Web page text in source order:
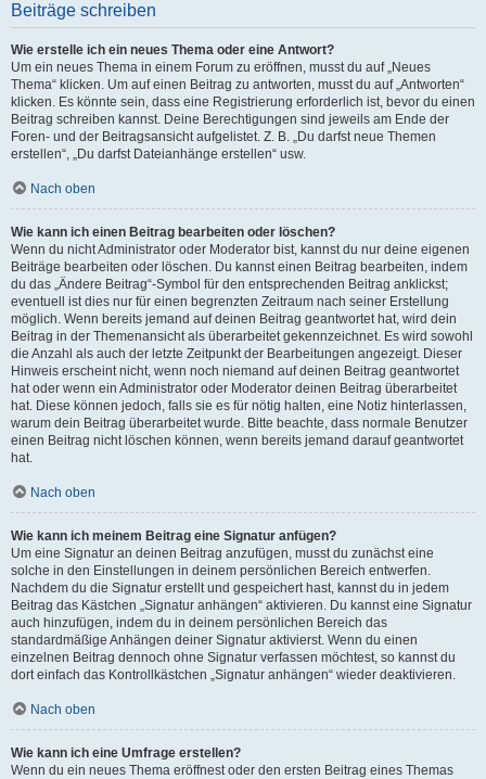
Beiträge schreiben
Wie erstelle ich ein neues Thema oder eine Antwort?
Um ein neues Thema in einem Forum zu eröffnen, musst du auf „Neues
Thema“ klicken. Um auf einen Beitrag zu antworten, musst du auf „Antworten“
klicken. Es könnte sein, dass eine Registrierung erforderlich ist, bevor du einen
Beitrag schreiben kannst. Deine Berechtigungen sind jeweils am Ende der
Foren- und der Beitragsansicht aufgelistet. Z. B. „Du darfst neue Themen
erstellen“, „Du darfst Dateianhänge erstellen“ usw.
Nach oben
Wie kann ich einen Beitrag bearbeiten oder löschen?
Wenn du nicht Administrator oder Moderator bist, kannst du nur deine eigenen
Beiträge bearbeiten oder löschen. Du kannst einen Beitrag bearbeiten, indem
du das „Ändere Beitrag“-Symbol für den entsprechenden Beitrag anklickst;
eventuell ist dies nur für einen begrenzten Zeitraum nach seiner Erstellung
möglich. Wenn bereits jemand auf deinen Beitrag geantwortet hat, wird dein
Beitrag in der Themenansicht als überarbeitet gekennzeichnet. Es wird sowohl
die Anzahl als auch der letzte Zeitpunkt der Bearbeitungen angezeigt. Dieser
Hinweis erscheint nicht, wenn noch niemand auf deinen Beitrag geantwortet
hat oder wenn ein Administrator oder Moderator deinen Beitrag überarbeitet
hat. Diese können jedoch, falls sie es für nötig halten, eine Notiz hinterlassen,
warum dein Beitrag überarbeitet wurde. Bitte beachte, dass normale Benutzer
einen Beitrag nicht löschen können, wenn bereits jemand darauf geantwortet
hat.
Nach oben
Wie kann ich meinem Beitrag eine Signatur anfügen?
Um eine Signatur an deinen Beitrag anzufügen, musst du zunächst eine
solche in den Einstellungen in deinem persönlichen Bereich entwerfen.
Nachdem du die Signatur erstellt und gespeichert hast, kannst du in jedem
Beitrag das Kästchen „Signatur anhängen“ aktivieren. Du kannst eine Signatur
auch hinzufügen, indem du in deinem persönlichen Bereich das
standardmäßige Anhängen deiner Signatur aktivierst. Wenn du einen
einzelnen Beitrag dennoch ohne Signatur verfassen möchtest, so kannst du
dort einfach das Kontrollkästchen „Signatur anhängen“ wieder deaktivieren.
Nach oben
Wie kann ich eine Umfrage erstellen?
Wenn du ein neues Thema eröffnest oder den ersten Beitrag eines Themas